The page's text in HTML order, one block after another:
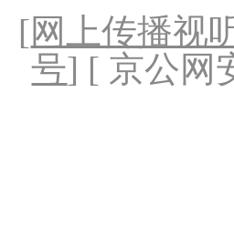
[网上传播视
号] [ 京公网